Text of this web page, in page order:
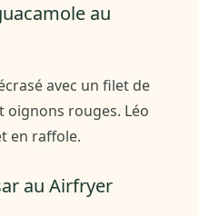
au
avec un filet de
oignons rouges. Léo
en raffole.
au Airfryer